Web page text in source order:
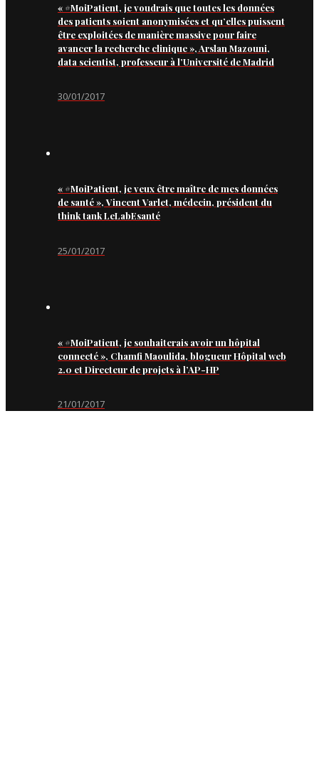
« #MoiPatient, je voudrais que toutes les données
des patients soient anonymisées et qu’elles puissent
être exploitées de manière massive pour faire
avancer la recherche clinique », Arslan Mazouni,
data scientist, professeur à l’Université de Madrid
30/01/2017
« #MoiPatient, je veux être maître de mes données
de santé », Vincent Varlet, médecin, président du
think tank LeLabEsanté
25/01/2017
« #MoiPatient, je souhaiterais avoir un hôpital
connecté », Chamfi Maoulida, blogueur Hôpital web
2.0 et Directeur de projets à l’AP-HP
21/01/2017